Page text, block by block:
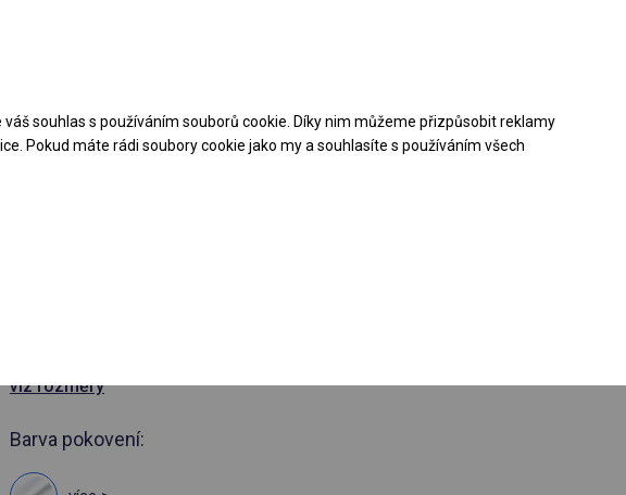
Stáhněte si nabídku PDF
viz rozměry
Barva pokovení:
souhlas s používáním souborů cookie. Díky nim můžeme přizpůsobit reklamy
Pokud máte rádi soubory cookie jako my a souhlasíte s používáním všech